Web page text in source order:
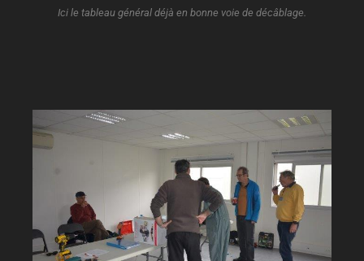
Ici le tableau général déjà en bonne voie de décâblage.